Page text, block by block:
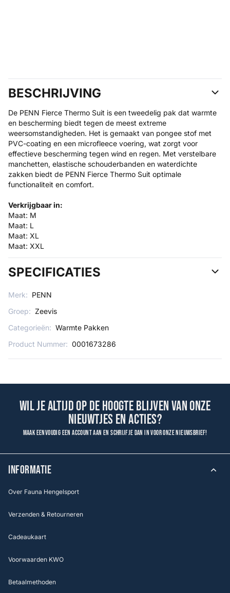
BESCHRIJVING
De PENN Fierce Thermo Suit is een tweedelig pak dat warmte
en bescherming biedt tegen de meest extreme
weersomstandigheden. Het is gemaakt van pongee stof met
PVC-coating en een microfleece voering, wat zorgt voor
effectieve bescherming tegen wind en regen. Met verstelbare
manchetten, elastische schouderbanden en waterdichte
zakken biedt de PENN Fierce Thermo Suit optimale
functionaliteit en comfort.
Verkrijgbaar in:
Maat: M
Maat: L
Maat: XL
Maat: XXL
SPECIFICATIES
Merk: PENN
Groep: Zeevis
Categorieën: Warmte Pakken
Product Nummer: 0001673286
Wil je altijd op de hoogte blijven van onze
nieuwtjes en acties?
Maak eenvoudig een account aan en schrijf je dan in voor onze nieuwsbrief!
INFORMATIE
Over Fauna Hengelsport
Verzenden & Retourneren
Cadeaukaart
Voorwaarden KWO
Betaalmethoden